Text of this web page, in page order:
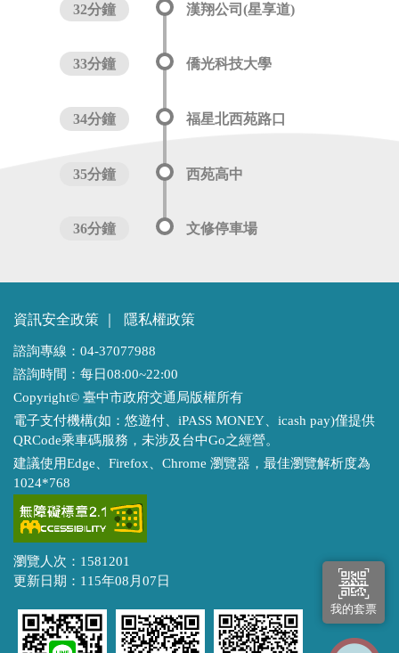
32分鐘 漢翔公司(星享道)
33分鐘 僑光科技大學
34分鐘 福星北西苑路口
35分鐘 西苑高中
36分鐘 文修停車場
資訊安全政策 隱私權政策
諮詢專線：04-37077988
諮詢時間：每日08:00~22:00
Copyright© 臺中市政府交通局版權所有
電子支付機構(如：悠遊付、iPASS MONEY、icash pay)僅提供
QRCode乘車碼服務，未涉及台中Go之經營。
建議使用Edge、Firefox、Chrome 瀏覽器，最佳瀏覽解析度為
1024*768
瀏覽人次：1581201
更新日期：115年08月07日
我的套票